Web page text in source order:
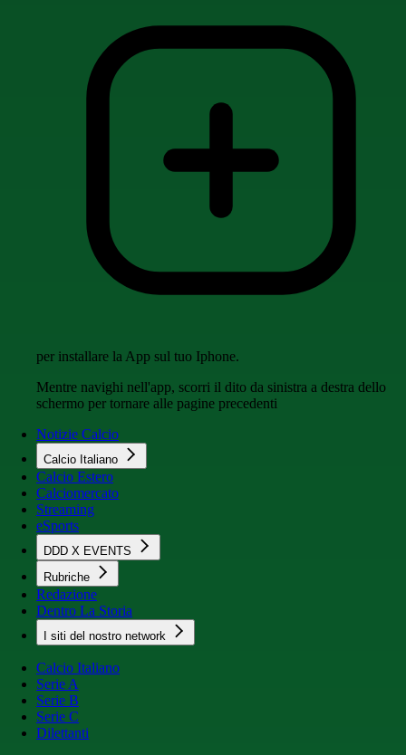
per installare la App sul tuo Iphone.
Mentre navighi nell'app, scorri il dito da sinistra a destra dello
schermo per tornare alle pagine precedenti
Notizie Calcio
Calcio Italiano
Calcio Estero
Calciomercato
Streaming
eSports
DDD X EVENTS
Rubriche
Redazione
Dentro La Storia
I siti del nostro network
Calcio Italiano
Serie A
Serie B
Serie C
Dilettanti